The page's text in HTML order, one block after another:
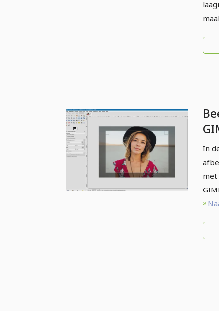
In
met